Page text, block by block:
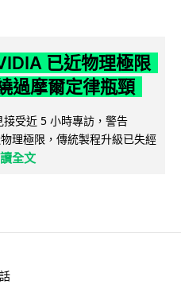
已近物理極限
過摩爾定律瓶頸
受近 5 小時專訪，警告
理極限，傳統製程升級已失經
全文